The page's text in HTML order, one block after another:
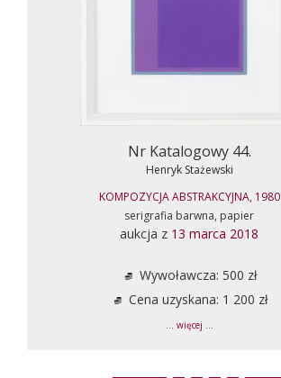
Nr Katalogowy 44.
Henryk Stażewski
KOMPOZYCJA ABSTRAKCYJNA, 1980
serigrafia barwna, papier
aukcja z 13 marca 2018
Wywoławcza: 500 zł
Cena uzyskana: 1 200 zł
... więcej ...